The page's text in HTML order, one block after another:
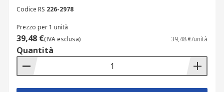
Codice RS 226-2978
Prezzo per 1 unità
39,48 €(IVA esclusa) 39,48 €/unità
Quantità